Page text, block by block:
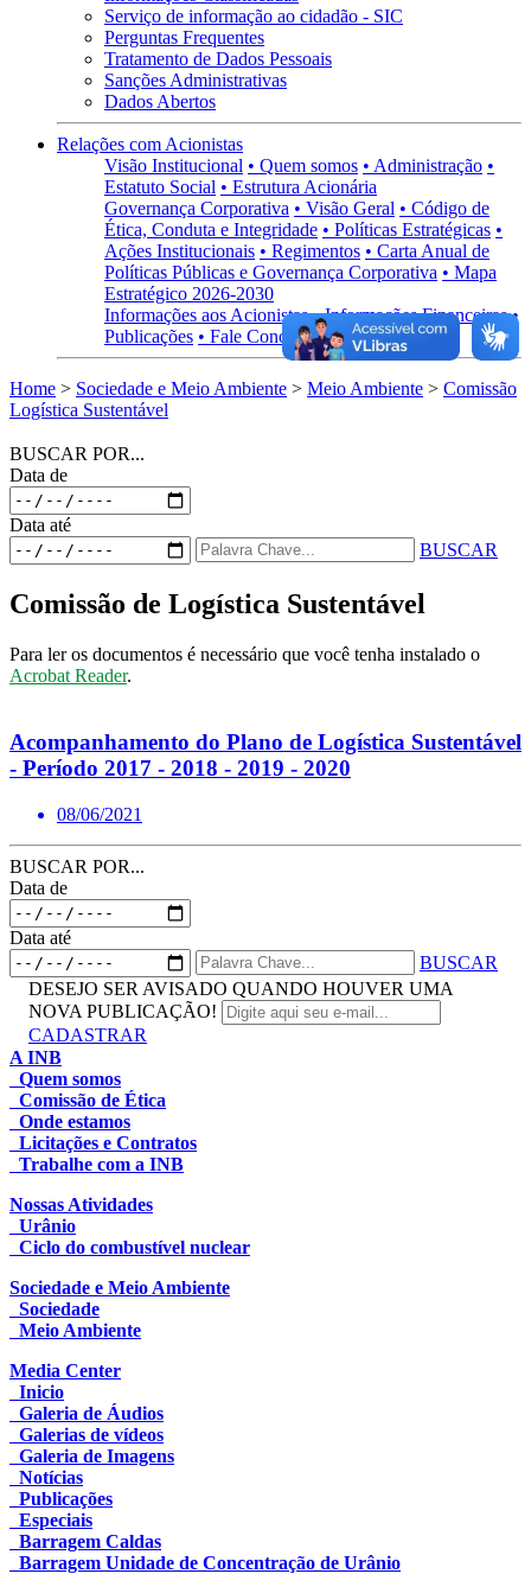
Serviço de informação ao cidadão - SIC
Perguntas Frequentes
Tratamento de Dados Pessoais
Sanções Administrativas
Dados Abertos
Relações com Acionistas
Visão Institucional • Quem somos • Administração •
Estatuto Social • Estrutura Acionária
Governança Corporativa • Visão Geral • Código de
Ética, Conduta e Integridade • Políticas Estratégicas •
Ações Institucionais • Regimentos • Carta Anual de
Políticas Públicas e Governança Corporativa • Mapa
Estratégico 2026-2030
Informações aos Acionistas • Informações Financeiras •
Publicações • Fale Conosco
Home > Sociedade e Meio Ambiente > Meio Ambiente > Comissão
Logística Sustentável
BUSCAR POR...
Data de
Data até
BUSCAR
Comissão de Logística Sustentável
Para ler os documentos é necessário que você tenha instalado o
Acrobat Reader.
Acompanhamento do Plano de Logística Sustentável
- Período 2017 - 2018 - 2019 - 2020
08/06/2021
BUSCAR POR...
Data de
Data até
BUSCAR
DESEJO SER AVISADO QUANDO HOUVER UMA
NOVA PUBLICAÇÃO!
CADASTRAR
A INB
Quem somos
Comissão de Ética
Onde estamos
Licitações e Contratos
Trabalhe com a INB
Nossas Atividades
Urânio
Ciclo do combustível nuclear
Sociedade e Meio Ambiente
Sociedade
Meio Ambiente
Media Center
Inicio
Galeria de Áudios
Galerias de vídeos
Galeria de Imagens
Notícias
Publicações
Especiais
Barragem Caldas
Barragem Unidade de Concentração de Urânio